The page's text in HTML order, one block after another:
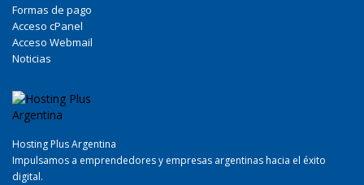
Formas de pago
Acceso cPanel
Acceso Webmail
Noticias
Hosting Plus Argentina
Impulsamos a emprendedores y empresas argentinas hacia el éxito
digital.